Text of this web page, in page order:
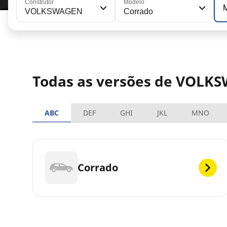
Construtor
VOLKSWAGEN
Modelo
Corrado
Todas as versões de
ABC DEF GHI JKL MNO
Corrado